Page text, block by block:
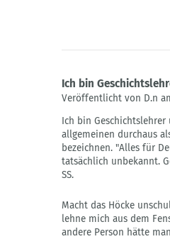
Ich bin
Veröffentlicht von D.n
auf
"Alles
für
D****land"
verboten.
Ralf
neldner
Ich bin
allgemeinen durchaus
bezeichnen. "Alles für
tatsächlich unbekannt.
SS.
Macht das Höcke
lehne mich aus dem
andere Person hätte